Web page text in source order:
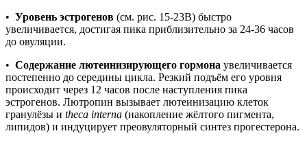
• Уровень эстрогенов (см. рис. 15-23В) быстро
увеличивается, достигая пика приблизительно за 24-36 часов
до овуляции.
• Содержание лютеинизирующего гормона увеличивается
постепенно до середины цикла. Резкий подъём его уровня
происходит через 12 часов после наступления пика
эстрогенов. Лютропин вызывает лютеинизацию клеток
гранулёзы и theca interna (накопление жёлтого пигмента,
липидов) и индуцирует преовуляторный синтез прогестерона.